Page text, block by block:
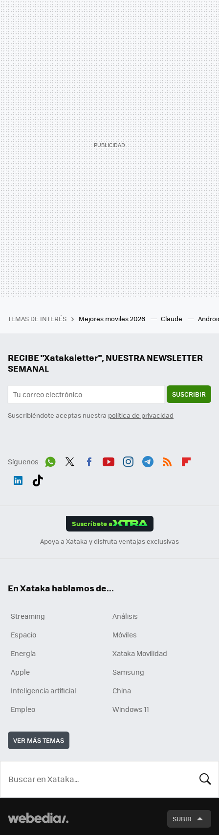
TEMAS DE INTERÉS Mejores moviles 2026 Claude
RECIBE "Xatakaletter", NUESTRA NEWSLETTER
SEMANAL
SUSCRIBIR
Suscribiéndote aceptas nuestra política de privacidad
Síguenos
Suscríbete a
Apoya a Xataka y disfruta ventajas exclusivas
En Xataka hablamos de...
Streaming
Análisis
Espacio
Móviles
Energía
Xataka Movilidad
Apple
Samsung
Inteligencia artificial
China
Empleo
Windows 11
VER MÁS TEMAS
SUBIR